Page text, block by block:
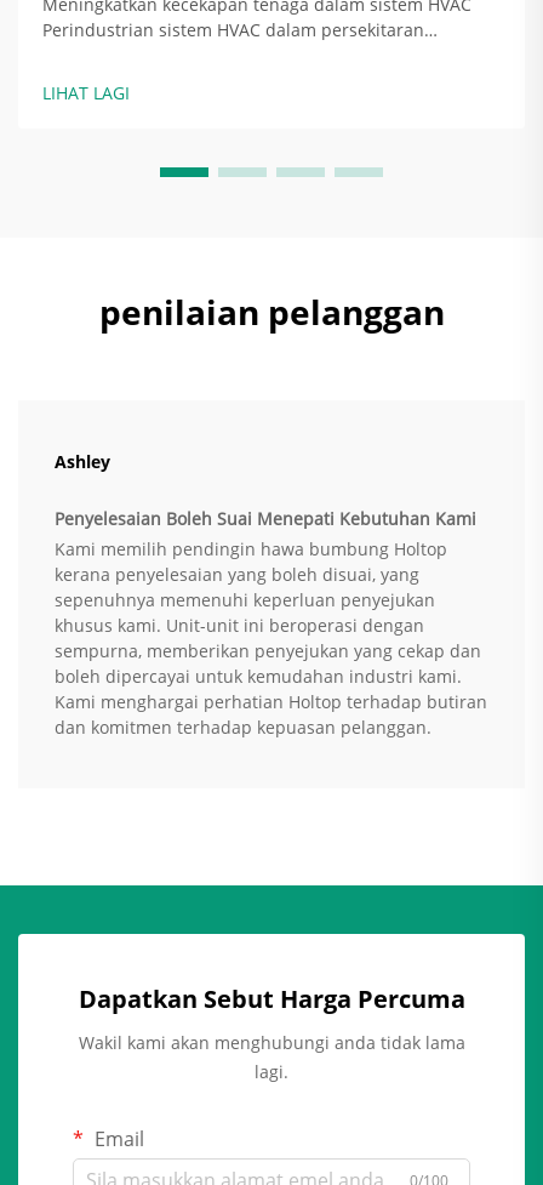
Perindustrian sistem HVAC dalam persekitaran
Apabila syarikat meningkatkan kecekapan tenaga
LIHAT LAGI
penilaian pelanggan
Ashley
Penyelesaian Boleh Suai Menepati Kebutuhan Kami
Kami memilih pendingin hawa bumbung Holtop
kerana penyelesaian yang boleh disuai, yang
sepenuhnya memenuhi keperluan penyejukan
khusus kami. Unit-unit ini beroperasi dengan
sempurna, memberikan penyejukan yang cekap dan
boleh dipercayai untuk kemudahan industri kami.
Kami menghargai perhatian Holtop terhadap butiran
dan komitmen terhadap kepuasan pelanggan.
Dapatkan Sebut Harga Percuma
Wakil kami akan menghubungi anda tidak lama
lagi.
Email
0/100